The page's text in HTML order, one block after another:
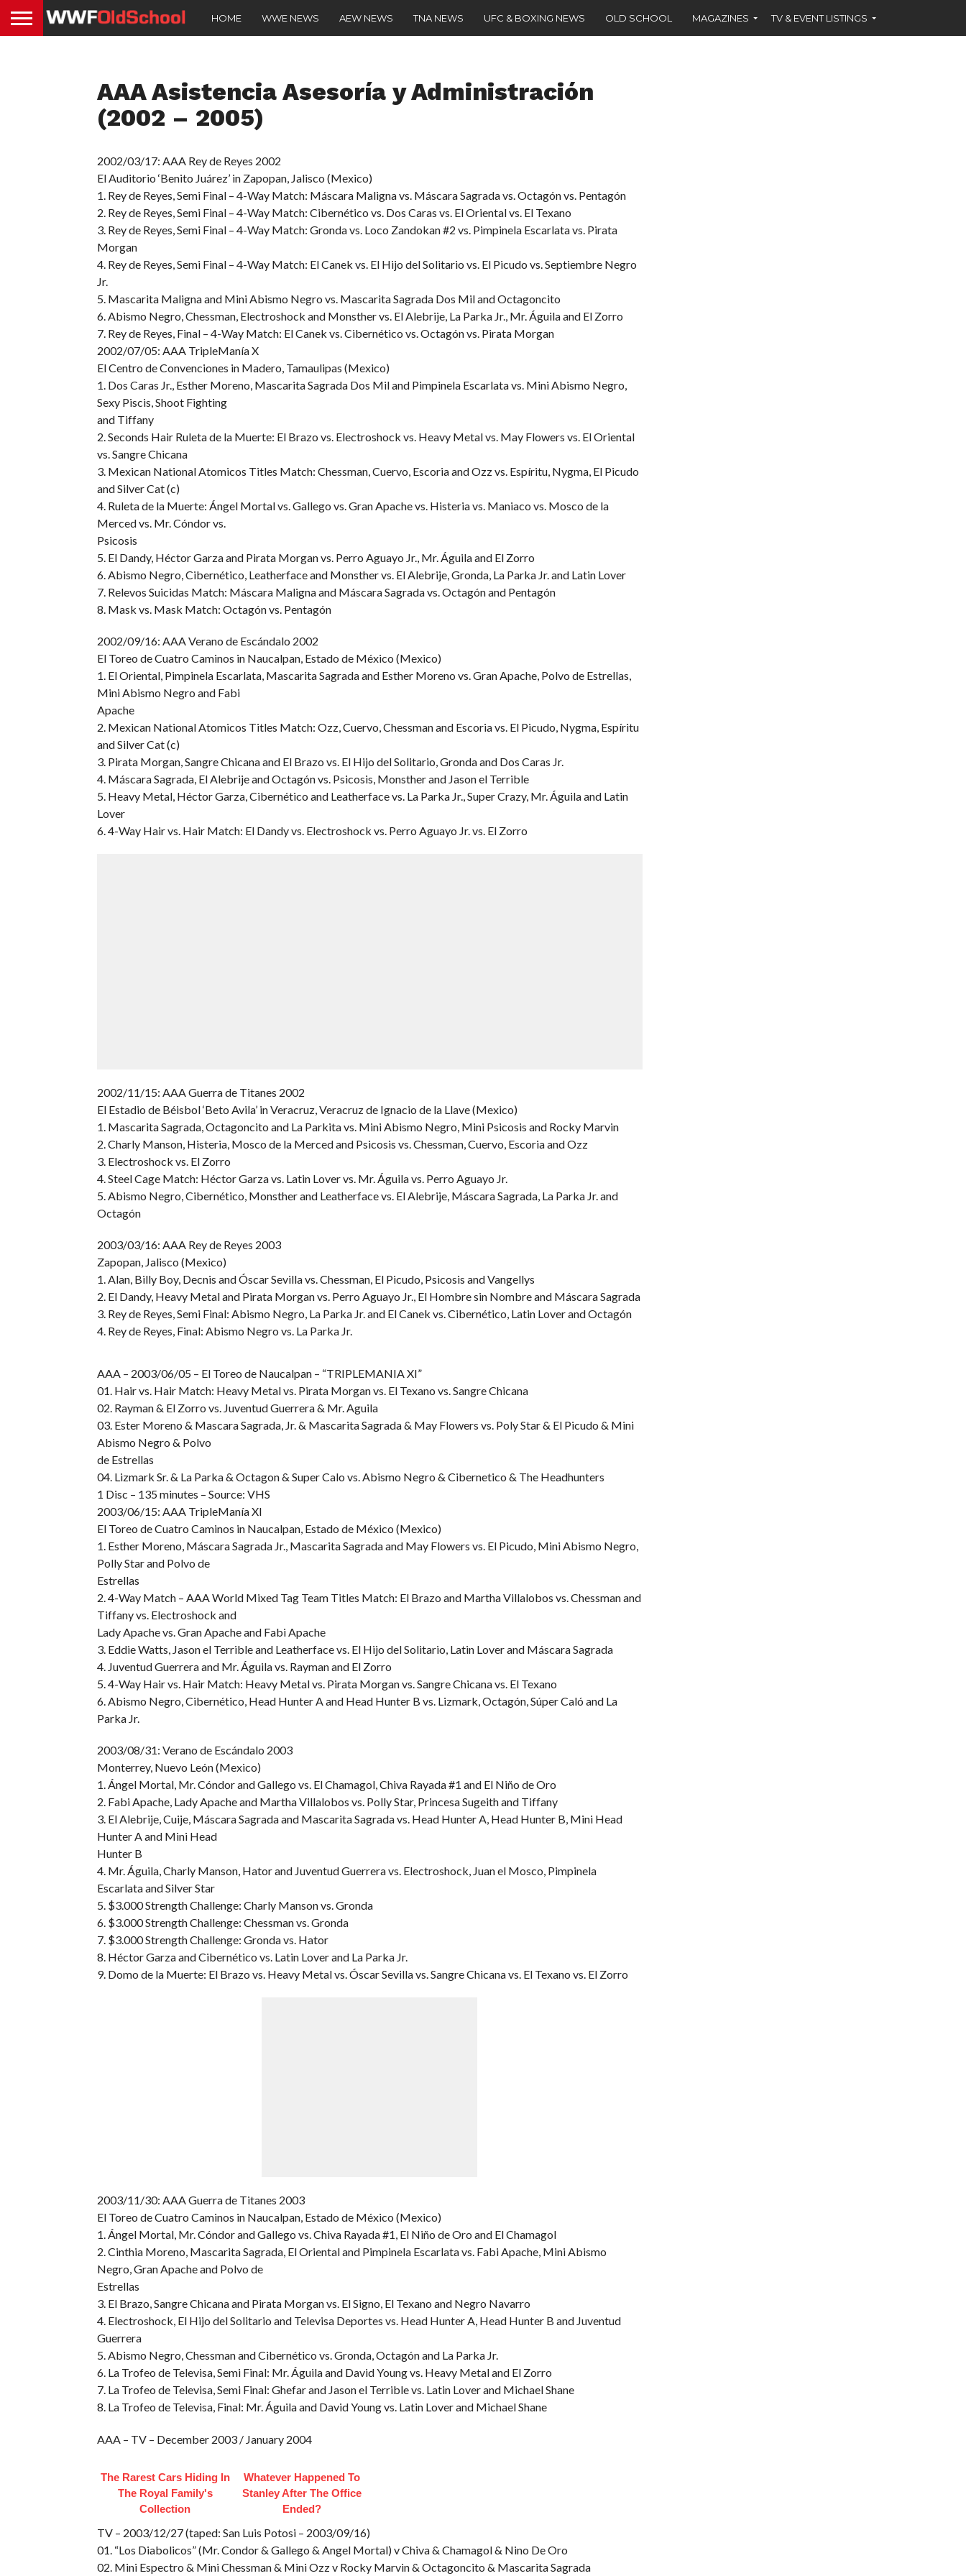
HOME WWE NEWS AEW NEWS TNA NEWS UFC & BOXING NEWS OLD SCHOOL MAGAZINES TV & EVENT LISTINGS
AAA Asistencia Asesoría y Administración
(2002 – 2005)
2002/03/17: AAA Rey de Reyes 2002
El Auditorio ‘Benito Juárez’ in Zapopan, Jalisco (Mexico)
1. Rey de Reyes, Semi Final – 4-Way Match: Máscara Maligna vs. Máscara Sagrada vs. Octagón vs. Pentagón
2. Rey de Reyes, Semi Final – 4-Way Match: Cibernético vs. Dos Caras vs. El Oriental vs. El Texano
3. Rey de Reyes, Semi Final – 4-Way Match: Gronda vs. Loco Zandokan #2 vs. Pimpinela Escarlata vs. Pirata
Morgan
4. Rey de Reyes, Semi Final – 4-Way Match: El Canek vs. El Hijo del Solitario vs. El Picudo vs. Septiembre Negro
Jr.
5. Mascarita Maligna and Mini Abismo Negro vs. Mascarita Sagrada Dos Mil and Octagoncito
6. Abismo Negro, Chessman, Electroshock and Monsther vs. El Alebrije, La Parka Jr., Mr. Águila and El Zorro
7. Rey de Reyes, Final – 4-Way Match: El Canek vs. Cibernético vs. Octagón vs. Pirata Morgan
2002/07/05: AAA TripleManía X
El Centro de Convenciones in Madero, Tamaulipas (Mexico)
1. Dos Caras Jr., Esther Moreno, Mascarita Sagrada Dos Mil and Pimpinela Escarlata vs. Mini Abismo Negro,
Sexy Piscis, Shoot Fighting
and Tiffany
2. Seconds Hair Ruleta de la Muerte: El Brazo vs. Electroshock vs. Heavy Metal vs. May Flowers vs. El Oriental
vs. Sangre Chicana
3. Mexican National Atomicos Titles Match: Chessman, Cuervo, Escoria and Ozz vs. Espíritu, Nygma, El Picudo
and Silver Cat (c)
4. Ruleta de la Muerte: Ángel Mortal vs. Gallego vs. Gran Apache vs. Histeria vs. Maniaco vs. Mosco de la
Merced vs. Mr. Cóndor vs.
Psicosis
5. El Dandy, Héctor Garza and Pirata Morgan vs. Perro Aguayo Jr., Mr. Águila and El Zorro
6. Abismo Negro, Cibernético, Leatherface and Monsther vs. El Alebrije, Gronda, La Parka Jr. and Latin Lover
7. Relevos Suicidas Match: Máscara Maligna and Máscara Sagrada vs. Octagón and Pentagón
8. Mask vs. Mask Match: Octagón vs. Pentagón
2002/09/16: AAA Verano de Escándalo 2002
El Toreo de Cuatro Caminos in Naucalpan, Estado de México (Mexico)
1. El Oriental, Pimpinela Escarlata, Mascarita Sagrada and Esther Moreno vs. Gran Apache, Polvo de Estrellas,
Mini Abismo Negro and Fabi
Apache
2. Mexican National Atomicos Titles Match: Ozz, Cuervo, Chessman and Escoria vs. El Picudo, Nygma, Espíritu
and Silver Cat (c)
3. Pirata Morgan, Sangre Chicana and El Brazo vs. El Hijo del Solitario, Gronda and Dos Caras Jr.
4. Máscara Sagrada, El Alebrije and Octagón vs. Psicosis, Monsther and Jason el Terrible
5. Heavy Metal, Héctor Garza, Cibernético and Leatherface vs. La Parka Jr., Super Crazy, Mr. Águila and Latin
Lover
6. 4-Way Hair vs. Hair Match: El Dandy vs. Electroshock vs. Perro Aguayo Jr. vs. El Zorro
2002/11/15: AAA Guerra de Titanes 2002
El Estadio de Béisbol ‘Beto Avila’ in Veracruz, Veracruz de Ignacio de la Llave (Mexico)
1. Mascarita Sagrada, Octagoncito and La Parkita vs. Mini Abismo Negro, Mini Psicosis and Rocky Marvin
2. Charly Manson, Histeria, Mosco de la Merced and Psicosis vs. Chessman, Cuervo, Escoria and Ozz
3. Electroshock vs. El Zorro
4. Steel Cage Match: Héctor Garza vs. Latin Lover vs. Mr. Águila vs. Perro Aguayo Jr.
5. Abismo Negro, Cibernético, Monsther and Leatherface vs. El Alebrije, Máscara Sagrada, La Parka Jr. and
Octagón
2003/03/16: AAA Rey de Reyes 2003
Zapopan, Jalisco (Mexico)
1. Alan, Billy Boy, Decnis and Óscar Sevilla vs. Chessman, El Picudo, Psicosis and Vangellys
2. El Dandy, Heavy Metal and Pirata Morgan vs. Perro Aguayo Jr., El Hombre sin Nombre and Máscara Sagrada
3. Rey de Reyes, Semi Final: Abismo Negro, La Parka Jr. and El Canek vs. Cibernético, Latin Lover and Octagón
4. Rey de Reyes, Final: Abismo Negro vs. La Parka Jr.
AAA – 2003/06/05 – El Toreo de Naucalpan – “TRIPLEMANIA XI”
01. Hair vs. Hair Match: Heavy Metal vs. Pirata Morgan vs. El Texano vs. Sangre Chicana
02. Rayman & El Zorro vs. Juventud Guerrera & Mr. Aguila
03. Ester Moreno & Mascara Sagrada, Jr. & Mascarita Sagrada & May Flowers vs. Poly Star & El Picudo & Mini
Abismo Negro & Polvo
de Estrellas
04. Lizmark Sr. & La Parka & Octagon & Super Calo vs. Abismo Negro & Cibernetico & The Headhunters
1 Disc – 135 minutes – Source: VHS
2003/06/15: AAA TripleManía XI
El Toreo de Cuatro Caminos in Naucalpan, Estado de México (Mexico)
1. Esther Moreno, Máscara Sagrada Jr., Mascarita Sagrada and May Flowers vs. El Picudo, Mini Abismo Negro,
Polly Star and Polvo de
Estrellas
2. 4-Way Match – AAA World Mixed Tag Team Titles Match: El Brazo and Martha Villalobos vs. Chessman and
Tiffany vs. Electroshock and
Lady Apache vs. Gran Apache and Fabi Apache
3. Eddie Watts, Jason el Terrible and Leatherface vs. El Hijo del Solitario, Latin Lover and Máscara Sagrada
4. Juventud Guerrera and Mr. Águila vs. Rayman and El Zorro
5. 4-Way Hair vs. Hair Match: Heavy Metal vs. Pirata Morgan vs. Sangre Chicana vs. El Texano
6. Abismo Negro, Cibernético, Head Hunter A and Head Hunter B vs. Lizmark, Octagón, Súper Caló and La
Parka Jr.
2003/08/31: Verano de Escándalo 2003
Monterrey, Nuevo León (Mexico)
1. Ángel Mortal, Mr. Cóndor and Gallego vs. El Chamagol, Chiva Rayada #1 and El Niño de Oro
2. Fabi Apache, Lady Apache and Martha Villalobos vs. Polly Star, Princesa Sugeith and Tiffany
3. El Alebrije, Cuije, Máscara Sagrada and Mascarita Sagrada vs. Head Hunter A, Head Hunter B, Mini Head
Hunter A and Mini Head
Hunter B
4. Mr. Águila, Charly Manson, Hator and Juventud Guerrera vs. Electroshock, Juan el Mosco, Pimpinela
Escarlata and Silver Star
5. $3.000 Strength Challenge: Charly Manson vs. Gronda
6. $3.000 Strength Challenge: Chessman vs. Gronda
7. $3.000 Strength Challenge: Gronda vs. Hator
8. Héctor Garza and Cibernético vs. Latin Lover and La Parka Jr.
9. Domo de la Muerte: El Brazo vs. Heavy Metal vs. Óscar Sevilla vs. Sangre Chicana vs. El Texano vs. El Zorro
2003/11/30: AAA Guerra de Titanes 2003
El Toreo de Cuatro Caminos in Naucalpan, Estado de México (Mexico)
1. Ángel Mortal, Mr. Cóndor and Gallego vs. Chiva Rayada #1, El Niño de Oro and El Chamagol
2. Cinthia Moreno, Mascarita Sagrada, El Oriental and Pimpinela Escarlata vs. Fabi Apache, Mini Abismo
Negro, Gran Apache and Polvo de
Estrellas
3. El Brazo, Sangre Chicana and Pirata Morgan vs. El Signo, El Texano and Negro Navarro
4. Electroshock, El Hijo del Solitario and Televisa Deportes vs. Head Hunter A, Head Hunter B and Juventud
Guerrera
5. Abismo Negro, Chessman and Cibernético vs. Gronda, Octagón and La Parka Jr.
6. La Trofeo de Televisa, Semi Final: Mr. Águila and David Young vs. Heavy Metal and El Zorro
7. La Trofeo de Televisa, Semi Final: Ghefar and Jason el Terrible vs. Latin Lover and Michael Shane
8. La Trofeo de Televisa, Final: Mr. Águila and David Young vs. Latin Lover and Michael Shane
AAA – TV – December 2003 / January 2004
The Rarest Cars Hiding In
The Royal Family's
Collection
Whatever Happened To
Stanley After The Office
Ended?
TV – 2003/12/27 (taped: San Luis Potosi – 2003/09/16)
01. “Los Diabolicos” (Mr. Condor & Gallego & Angel Mortal) v Chiva & Chamagol & Nino De Oro
02. Mini Espectro & Mini Chessman & Mini Ozz v Rocky Marvin & Octagoncito & Mascarita Sagrada